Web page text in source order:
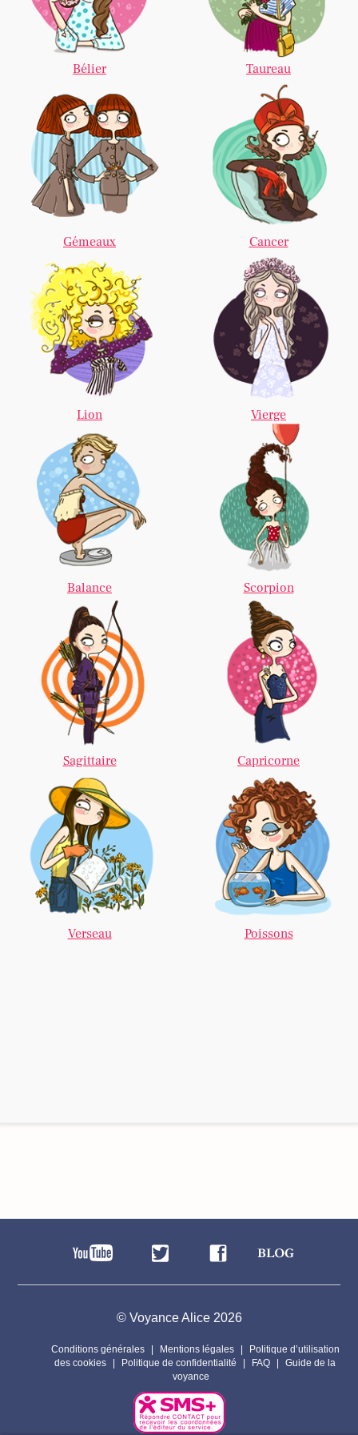
Bélier Taureau
Gémeaux Cancer
Lion Vierge
Balance Scorpion
Sagittaire Capricorne
Verseau Poissons
© Voyance Alice 2026
Conditions générales Mentions légales
Politique d’utilisation
des cookies
Politique de confidentialité FAQ
Guide de la
voyance